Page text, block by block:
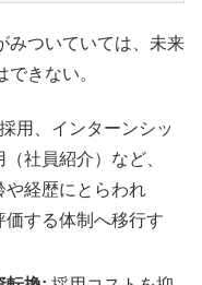
みついていては、未来
きない。
用、インターンシッ
社員紹介）など、
や経歴にとらわれ
する体制へ移行す